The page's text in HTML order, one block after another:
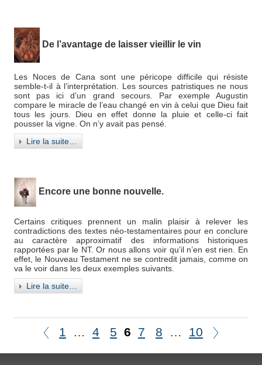
De l’avantage de laisser vieillir le vin
Les Noces de Cana sont une péricope difficile qui résiste
semble-t-il à l’interprétation. Les sources patristiques ne nous
sont pas ici d’un grand secours. Par exemple Augustin
compare le miracle de l’eau changé en vin à celui que Dieu fait
tous les jours. Dieu en effet donne la pluie et celle-ci fait
pousser la vigne. On n’y avait pas pensé.
Lire la suite…
Encore une bonne nouvelle.
Certains critiques prennent un malin plaisir à relever les
contradictions des textes néo-testamentaires pour en conclure
au caractère approximatif des informations historiques
rapportées par le NT. Or nous allons voir qu’il n’en est rien. En
effet, le Nouveau Testament ne se contredit jamais, comme on
va le voir dans les deux exemples suivants.
Lire la suite…
1 … 4 5 6 7 8 … 10